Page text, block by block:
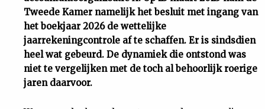
Feiten
Cijfers
Tweede Kamer namelijk het besluit met ingang van
het boekjaar 2026 de wettelijke
jaarrekeningcontrole af te schaffen. Er is sindsdien
heel wat gebeurd. De dynamiek die ontstond was
niet te vergelijken met de toch al behoorlijk roerige
jaren daarvoor.